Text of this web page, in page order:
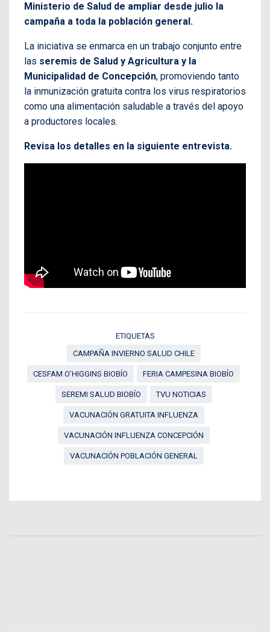
Ministerio de Salud de ampliar desde julio la
campaña a toda la población general.
La iniciativa se enmarca en un trabajo conjunto entre
las seremis de Salud y Agricultura y la
Municipalidad de Concepción, promoviendo tanto
la inmunización gratuita contra los virus respiratorios
como una alimentación saludable a través del apoyo
a productores locales.
Revisa los detalles en la siguiente entrevista.
ETIQUETAS
CAMPAÑA INVIERNO SALUD CHILE
CESFAM O’HIGGINS BIOBÍO FERIA CAMPESINA BIOBÍO
SEREMI SALUD BIOBÍO TVU NOTICIAS
VACUNACIÓN GRATUITA INFLUENZA
VACUNACIÓN INFLUENZA CONCEPCIÓN
VACUNACIÓN POBLACIÓN GENERAL